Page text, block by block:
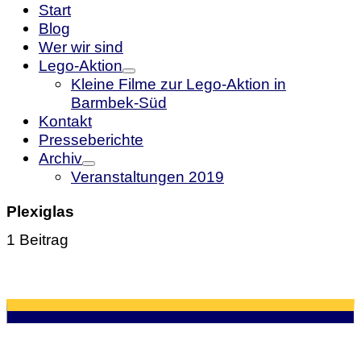
Start
Blog
Wer wir sind
Lego-Aktion
Kleine Filme zur Lego-Aktion in
Barmbek-Süd
Kontakt
Presseberichte
Archiv
Veranstaltungen 2019
Plexiglas
1 Beitrag